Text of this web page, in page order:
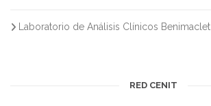
Laboratorio de Análisis Clínicos Benimaclet
RED CENIT